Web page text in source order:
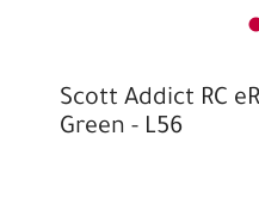
Scott Addict RC
Green - L56